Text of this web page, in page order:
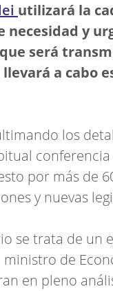
utilizará la
necesidad y
será
a cabo
los
conferencia
por más de
y nuevas
se trata de un
ministro de
en pleno